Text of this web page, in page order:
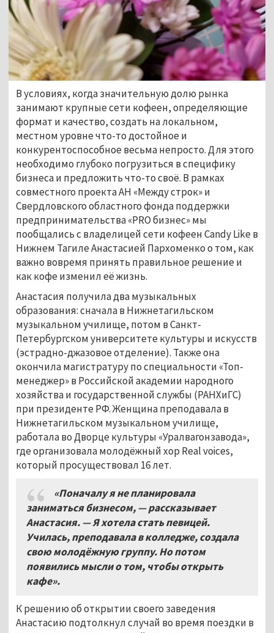
В условиях, когда значительную долю рынка
занимают крупные сети кофеен, определяющие
формат и качество, создать на локальном,
местном уровне что-то достойное и
конкурентоспособное весьма непросто. Для этого
необходимо глубоко погрузиться в специфику
бизнеса и предложить что-то своё. В рамках
совместного проекта АН «Между строк» и
Свердловского областного фонда поддержки
предпринимательства «PRO бизнес» мы
пообщались с владелицей сети кофеен Candy Like в
Нижнем Тагиле Анастасией Пархоменко о том, как
важно вовремя принять правильное решение и
как кофе изменил её жизнь.
Анастасия получила два музыкальных
образования: сначала в Нижнетагильском
музыкальном училище, потом в Санкт-
Петербургском университете культуры и искусств
(эстрадно-джазовое отделение). Также она
окончила магистратуру по специальности «Топ-
менеджер» в Российской академии народного
хозяйства и государственной службы (РАНХиГС)
при президенте РФ. Женщина преподавала в
Нижнетагильском музыкальном училище,
работала во Дворце культуры «Уралвагонзавода»,
где организовала молодёжный хор Real voices,
который просуществовал 16 лет.
«Поначалу я не планировала
заниматься бизнесом, — рассказывает
Анастасия. — Я хотела стать певицей.
Училась, преподавала в колледже, создала
свою молодёжную группу. Но потом
появились мысли о том, чтобы открыть
кафе».
К решению об открытии своего заведения
Анастасию подтолкнул случай во время поездки в